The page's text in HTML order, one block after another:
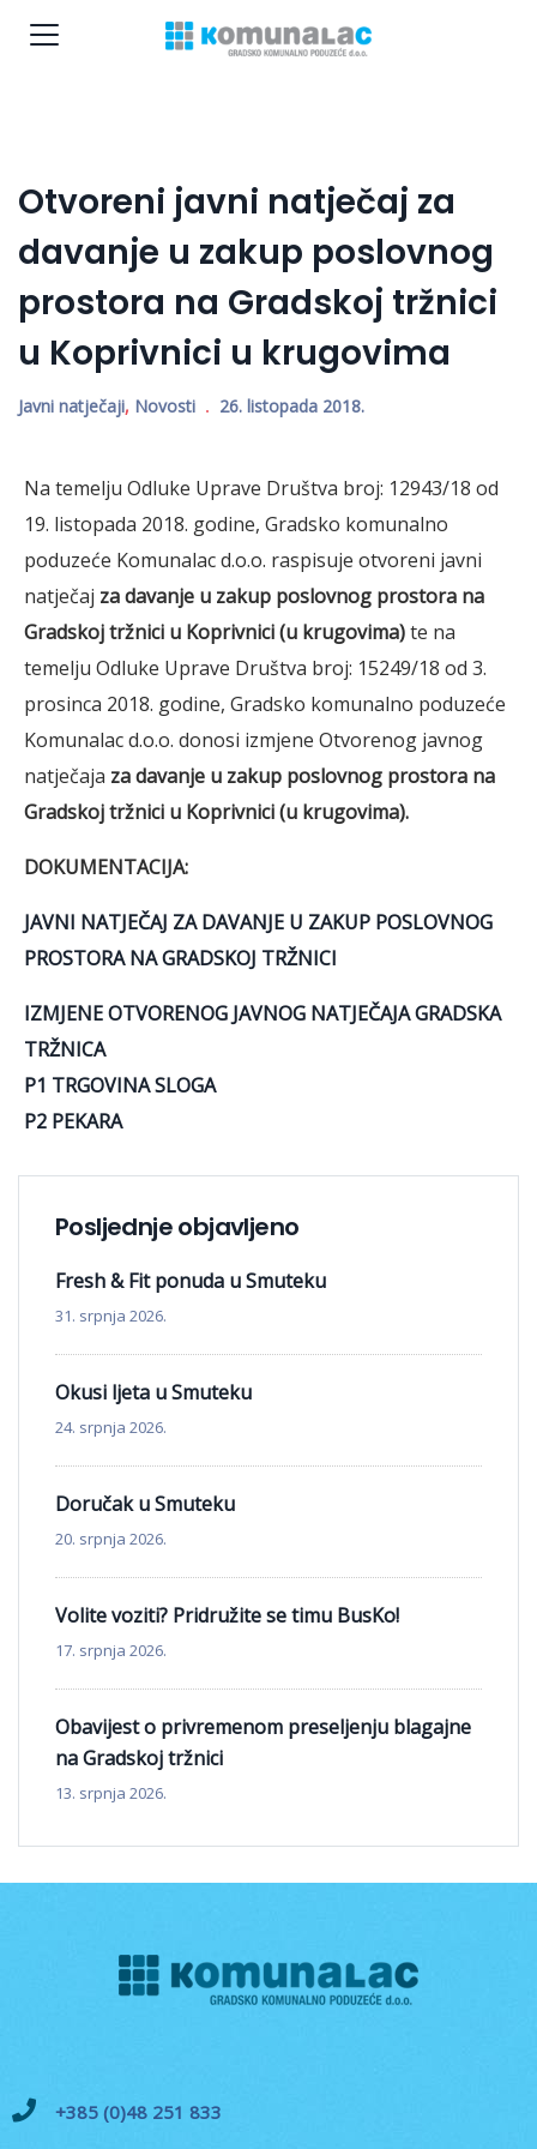
Otvoreni javni natječaj za
davanje u zakup poslovnog
prostora na Gradskoj tržnici
u Koprivnici u krugovima
Javni natječaji, Novosti 26. listopada 2018.
Na temelju Odluke Uprave Društva broj: 12943/18 od
19. listopada 2018. godine, Gradsko komunalno
poduzeće Komunalac d.o.o. raspisuje otvoreni javni
natječaj za davanje u zakup poslovnog prostora na
Gradskoj tržnici u Koprivnici(u krugovima)te na
temelju Odluke Uprave Društva broj: 15249/18 od 3.
prosinca 2018. godine, Gradsko komunalno poduzeće
Komunalac d.o.o. donosi izmjene Otvorenog javnog
natječaja za davanje u zakup poslovnog prostora na
Gradskoj tržnici u Koprivnici(u krugovima).
DOKUMENTACIJA:
JAVNI NATJEČAJ ZA DAVANJE U ZAKUP POSLOVNOG
PROSTORA NA GRADSKOJ TRŽNICI
IZMJENE OTVORENOG JAVNOG NATJEČAJA GRADSKA
TRŽNICA
P1 TRGOVINA SLOGA
P2 PEKARA
Posljednje objavljeno
Fresh & Fit ponuda u Smuteku
31. srpnja 2026.
Okusi ljeta u Smuteku
24. srpnja 2026.
Doručak u Smuteku
20. srpnja 2026.
Volite voziti? Pridružite se timu BusKo!
17. srpnja 2026.
Obavijest o privremenom preseljenju blagajne
na Gradskoj tržnici
13. srpnja 2026.
+385 (0)48 251 833